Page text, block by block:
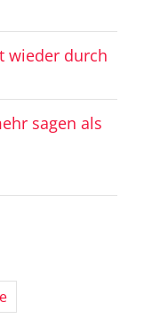
wieder durch
sagen als